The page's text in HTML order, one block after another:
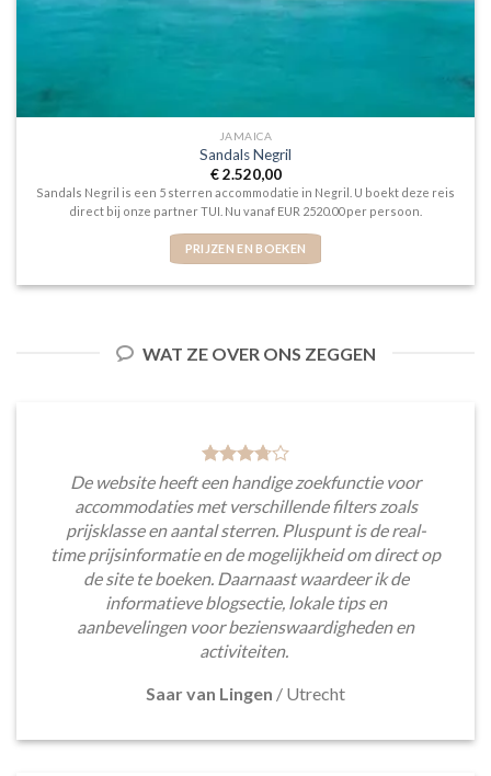
JAMAICA
Sandals Negril
€2.520,00
Sandals Negril is een 5 sterren accommodatie in Negril. U boekt deze reis
direct bij onze partner TUI. Nu vanaf EUR 2520.00 per persoon.
PRIJZEN EN BOEKEN
WAT ZE OVER ONS ZEGGEN
De website heeft een handige zoekfunctie voor
accommodaties met verschillende filters zoals
prijsklasse en aantal sterren. Pluspunt is de real-
time prijsinformatie en de mogelijkheid om direct op
de site te boeken. Daarnaast waardeer ik de
informatieve blogsectie, lokale tips en
aanbevelingen voor bezienswaardigheden en
activiteiten.
Saar van Lingen / Utrecht